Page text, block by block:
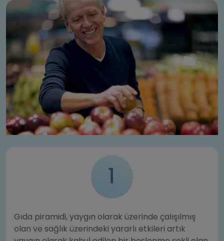
Gıda piramidi, yaygın olarak üzerinde çalışılmış
olan ve sağlık üzerindeki yararlı etkileri artık